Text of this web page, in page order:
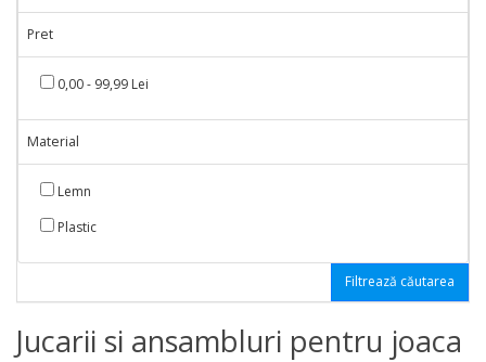
Pret
0,00 - 99,99 Lei
Material
Lemn
Plastic
Filtrează căutarea
Jucarii si ansambluri pentru joaca